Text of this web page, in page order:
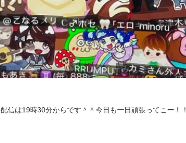
信は19時30分からです＾＾今日も一日頑張ってこー！！